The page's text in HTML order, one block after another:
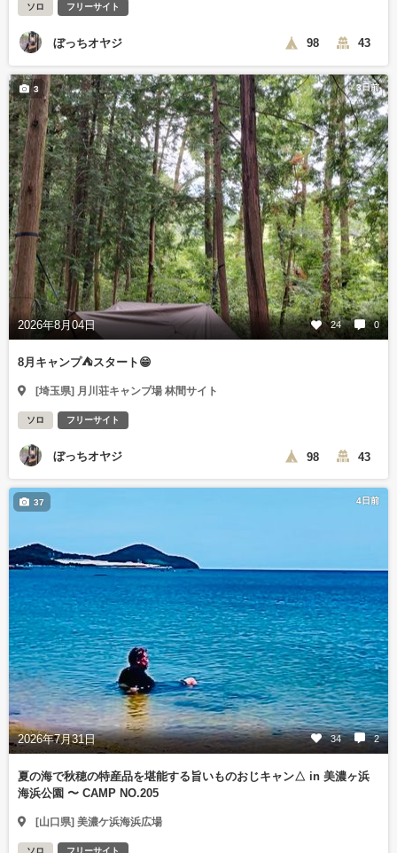
ソロ フリーサイト
ぼっちオヤジ 98 43
3日前
2026年8月04日 24 0
3
8月キャンプ⛺️スタート😁
[埼玉県] 月川荘キャンプ場 林間サイト
ソロ フリーサイト
ぼっちオヤジ 98 43
4日前
2026年7月31日 34 2
37
夏の海で秋穂の特産品を堪能する旨いものおじキャン△ in 美濃ヶ浜
海浜公園 〜 CAMP NO.205
[山口県] 美濃ケ浜海浜広場
ソロ フリーサイト